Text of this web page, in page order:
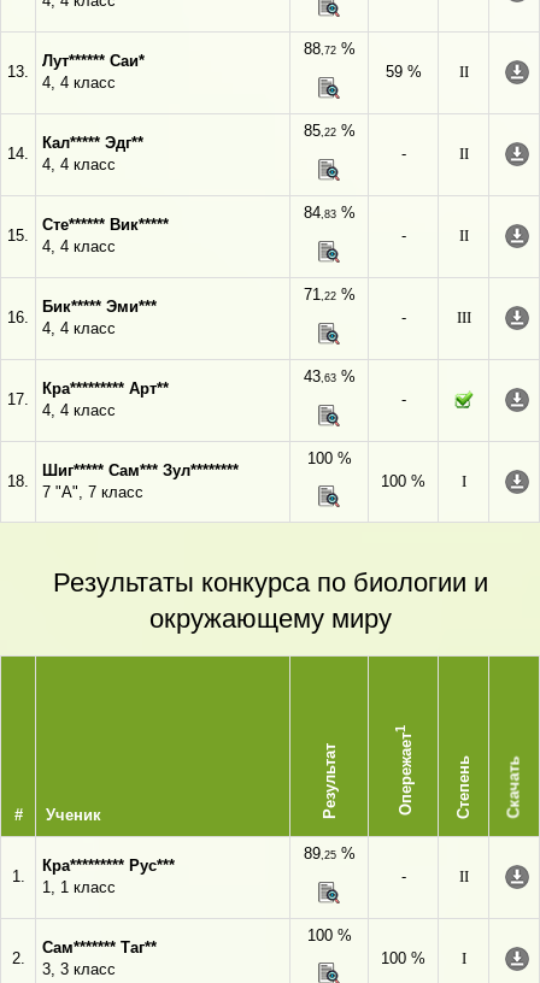
13.
Лут****** Саи*
4, 4 класс
88,72%
59 %
II
14.
Кал***** Эдг**
4, 4 класс
85,22%
-
II
15.
Сте****** Вик*****
4, 4 класс
84,83%
-
II
16.
Бик***** Эми***
4, 4 класс
71,22%
-
III
17.
Кра********* Арт**
4, 4 класс
43,63%
-
18.
Шиг***** Сам*** Зул********
7 "А", 7 класс
100 %
100 %
I
Результаты конкурса по биологии и
окружающему миру
# Ученик Результат Опережает
1
Степень Скачать
1.
Кра********* Рус***
1, 1 класс
89,25%
-
II
2.
Сам******* Таг**
3, 3 класс
100 %
100 %
I